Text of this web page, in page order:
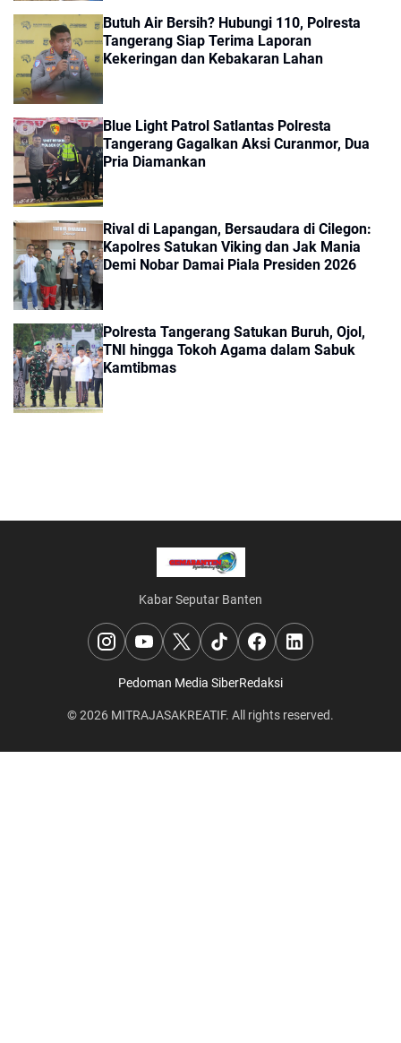
Butuh Air Bersih? Hubungi 110, Polresta
Tangerang Siap Terima Laporan
Kekeringan dan Kebakaran Lahan
Blue Light Patrol Satlantas Polresta
Tangerang Gagalkan Aksi Curanmor, Dua
Pria Diamankan
Rival di Lapangan, Bersaudara di Cilegon:
Kapolres Satukan Viking dan Jak Mania
Demi Nobar Damai Piala Presiden 2026
Polresta Tangerang Satukan Buruh, Ojol,
TNI hingga Tokoh Agama dalam Sabuk
Kamtibmas
Kabar Seputar Banten
Pedoman Media SiberRedaksi
© 2026 MITRAJASAKREATIF. All rights reserved.